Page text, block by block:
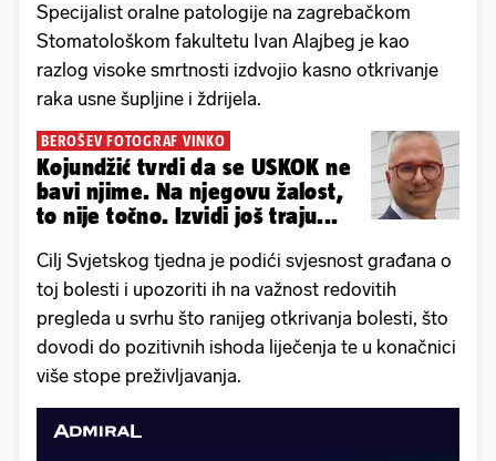
Specijalist oralne patologije na zagrebačkom
Stomatološkom fakultetu Ivan Alajbeg je kao
razlog visoke smrtnosti izdvojio kasno otkrivanje
raka usne šupljine i ždrijela.
BEROŠEV FOTOGRAF VINKO
Kojundžić tvrdi da se USKOK ne
bavi njime. Na njegovu žalost,
to nije točno. Izvidi još traju...
Cilj Svjetskog tjedna je podići svjesnost građana o
toj bolesti i upozoriti ih na važnost redovitih
pregleda u svrhu što ranijeg otkrivanja bolesti, što
dovodi do pozitivnih ishoda liječenja te u konačnici
više stope preživljavanja.